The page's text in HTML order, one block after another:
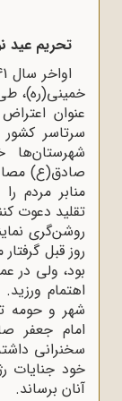
تحریم عید
عنوان
سرتاسر کشور
شهرستان‌ها
منابر مردم
تقلید دعوت
روشن‌گرى
روز قبل
بود، ولى در
اهتمام
شهر و حومه
امام جعفر
سخنرانى
خود جنایات
آنان برساند.